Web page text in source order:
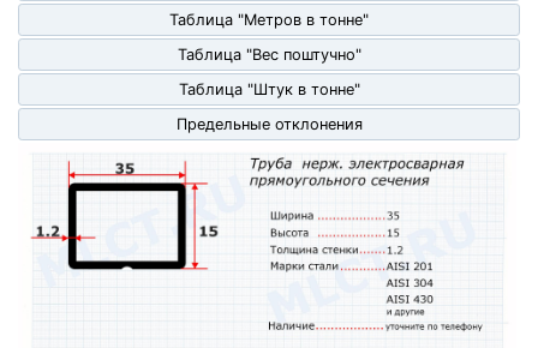
Таблица "Метров в тонне"
Таблица "Вес поштучно"
Таблица "Штук в тонне"
Предельные отклонения